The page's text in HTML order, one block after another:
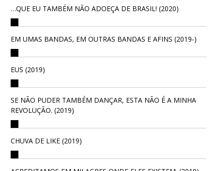
…QUE EU TAMBÉM NÃO ADOEÇA DE BRASIL! (2020)
EM UMAS BANDAS, EM OUTRAS BANDAS E AFINS (2019-)
EUS (2019)
SE NÃO PUDER TAMBÉM DANÇAR, ESTA NÃO É A MINHA
REVOLUÇÃO. (2019)
CHUVA DE LIKE (2019)